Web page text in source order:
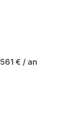
561 € / an